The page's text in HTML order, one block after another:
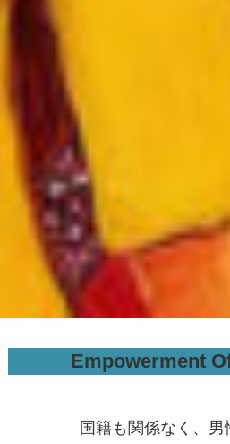
Empowerment
国籍も関係なく、男